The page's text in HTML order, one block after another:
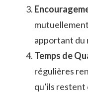
apportant du
Temps de
régulières
qu’ils